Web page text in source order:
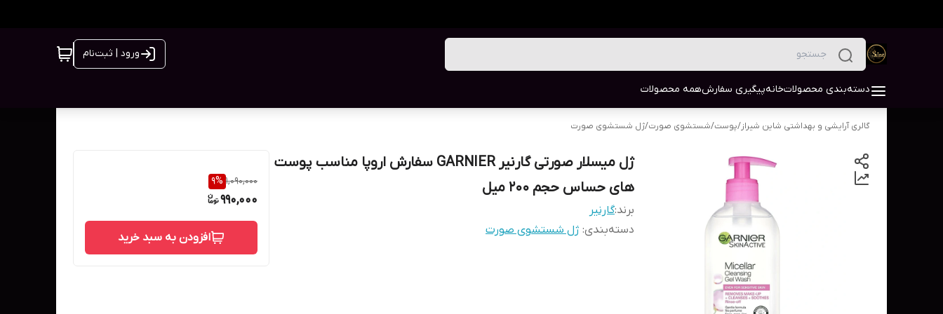
ورود | ثبت‌نام
دسته‌بندی محصولاتخانهپیگیری سفارشهمه محصولات
گالری آرایشی و بهداشتی شاین شیراز/پوست/شستشوی صورت/ژل شستشوی صورت
ژل میسلار صورتی گارنیر GARNIER سفارش اروپا مناسب پوست
های حساس حجم ۲۰۰ میل
برند:گارنیر
دسته‌بندی: ژل شستشوی صورت
1,090,000
9%
990,000
افزودن به سبد خرید